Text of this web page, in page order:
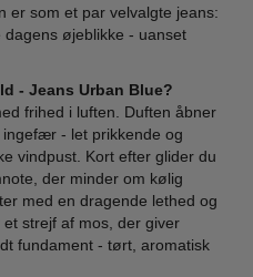
er som et par velvalgte jeans:
øjeblikke - uanset
- Jeans Urban Blue?
frihed i luften. Duften åbner
- let prikkende og
vindpust. Kort efter glider du
der minder om kølig
med en dragende lethed og
strejf af mos, der giver
fundament - tørt, aromatisk